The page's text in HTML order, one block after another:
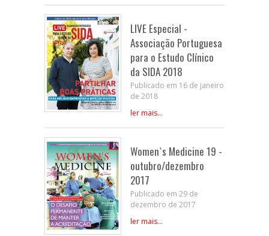
LIVE Especial -
Associação Portuguesa
para o Estudo Clínico
da SIDA 2018
Publicado em 16 de janeiro
de 2018
ler mais...
Women`s Medicine 19 -
outubro/dezembro
2017
Publicado em 29 de
dezembro de 2017
ler mais...